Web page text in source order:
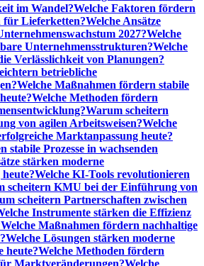
im Wandel?Welche Faktoren fördern
für Lieferketten?Welche Ansätze
2027?Welche
Unternehmensstrukturen?Welche
Verlässlichkeit von Planungen?
betriebliche
Welche Maßnahmen fördern stabile
Welche Methoden fördern
Warum scheitern
von agilen Arbeitsweisen?Welche
Marktanpassung heute?
stabile Prozesse in wachsenden
stärken moderne
Welche KI-Tools revolutionieren
scheitern KMU bei der Einführung von
scheitern Partnerschaften zwischen
Instrumente stärken die Effizienz
Welche Maßnahmen fördern nachhaltige
Welche Lösungen stärken moderne
heute?Welche Methoden fördern
Marktveränderungen?Welche